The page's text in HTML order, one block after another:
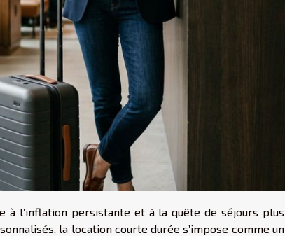
à l’inflation persistante et à la quête de séjours plus
la location courte durée s’impose comme un